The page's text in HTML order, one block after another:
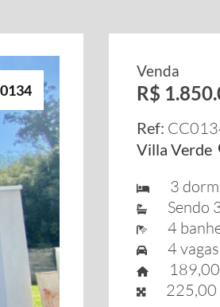
Venda
R$
Ref:
Villa Verde
3
Sendo
4
4 vagas
189,00
225,00